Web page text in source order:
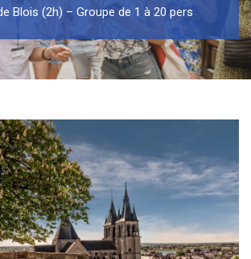
Blois (2h) – Groupe de 1 à 20 pers